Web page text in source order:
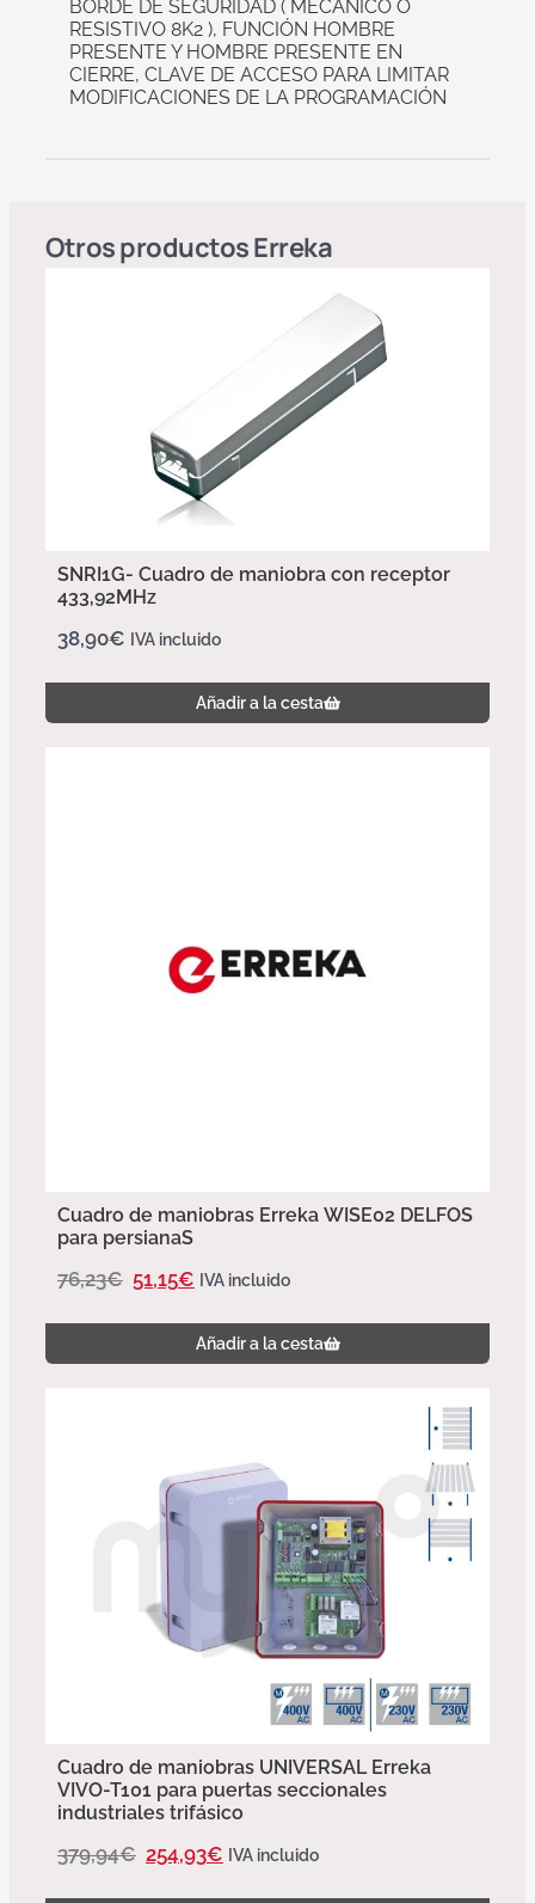
BORDE DE SEGURIDAD ( MECÁNICO O
RESISTIVO 8K2 ), FUNCIÓN HOMBRE
PRESENTE Y HOMBRE PRESENTE EN
CIERRE, CLAVE DE ACCESO PARA LIMITAR
MODIFICACIONES DE LA PROGRAMACIÓN
Otros productosErreka
SNRI1G- Cuadro de maniobra con receptor
433,92MHz
38,90€ IVA incluido
Añadir a la cesta
Cuadro de maniobras Erreka WISE02 DELFOS
para persianaS
76,23€ 51,15€ IVA incluido
Añadir a la cesta
Cuadro de maniobras UNIVERSAL Erreka
VIVO-T101 para puertas seccionales
industriales trifásico
379,94€ 254,93€ IVA incluido